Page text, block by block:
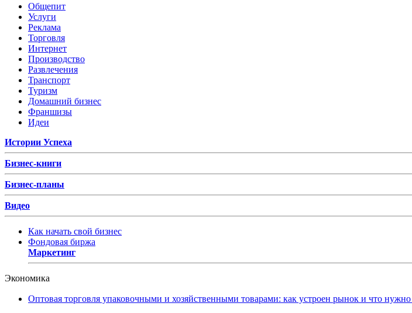
Общепит
Услуги
Реклама
Торговля
Интернет
Производство
Развлечения
Транспорт
Туризм
Домашний бизнес
Франшизы
Идеи
Истории Успеха
Бизнес-книги
Бизнес-планы
Видео
Как начать свой бизнес
Фондовая биржа
Маркетинг
Экономика
Оптовая торговля упаковочными и хозяйственными товарами: как устроен рынок и что